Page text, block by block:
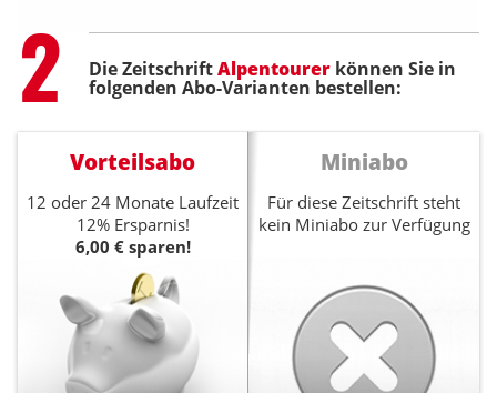
Step
2 Die ZeitschriftAlpentourer können Sie in
folgenden Abo-Varianten bestellen:
Vorteilsabo
12 oder 24 Monate Laufzeit
12% Ersparnis!
6,00 € sparen!
Miniabo
Für diese Zeitschrift steht
kein Miniabo zur Verfügung